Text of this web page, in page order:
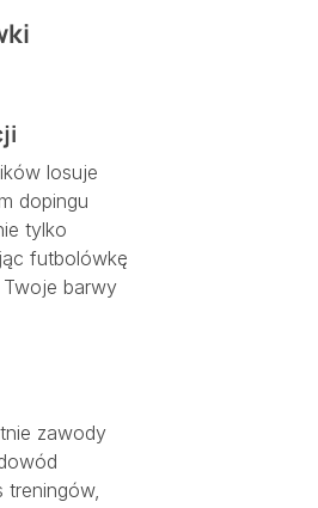
losuje
dopingu
tylko
futbolówkę
barwy
zawody